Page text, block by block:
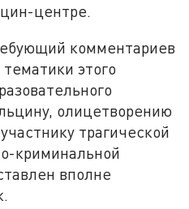
центре.
комментариев
этого
олицетворению
трагической
криминальной
вполне